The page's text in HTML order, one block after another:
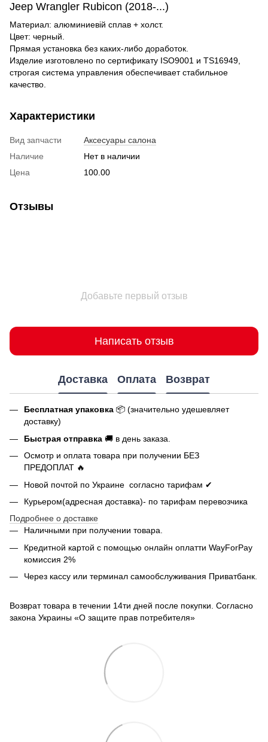
Jeep Wrangler Rubicon (2018-...)
Материал: алюминиевій сплав + холст.
Цвет: черный.
Прямая установка без каких-либо доработок.
Изделие изготовлено по сертификату ISO9001 и TS16949,
строгая система управления обеспечивает стабильное
качество.
Характеристики
Вид запчасти
Аксесуары салона
Наличие
Нет в наличии
Цена
100.00
Отзывы
Добавьте первый отзыв
Написать отзыв
Доставка Оплата Возврат
Бесплатная упаковка 📦 (значительно удешевляет
доставку)
Быстрая отправка 🚚 в день заказа.
Осмотр и оплата товара при получении БЕЗ
ПРЕДОПЛАТ 🔥
Новой почтой по Украине согласно тарифам ✔
Курьером(адресная доставка)- по тарифам перевозчика
Подробнее о доставке
Наличными при получении товара.
Кредитной картой с помощью онлайн оплатти WayForPay
комиссия 2%
Через кассу или терминал самообслуживания Приватбанк.
Возврат товара в течении 14ти дней после покупки. Согласно
закона Украины «О защите прав потребителя»